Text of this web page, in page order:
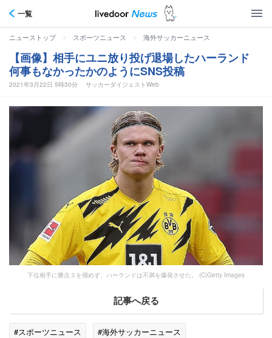
一覧
ニューストップ > スポーツニュース > 海外サッカーニュース
【画像】相手にユニ放り投げ退場したハーランド
何事もなかったかのようにSNS投稿
2021年3月22日 5時30分 サッカーダイジェストWeb
下位相手に勝点３を掴めず、ハーランドは不満を爆発させた。 (C)Getty Images
記事へ戻る
#スポーツニュース
#海外サッカーニュース